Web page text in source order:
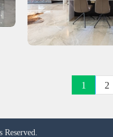
1 2